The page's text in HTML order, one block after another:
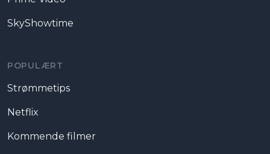
SkyShowtime
POPULÆRT
Strømmetips
Netflix
Kommende filmer